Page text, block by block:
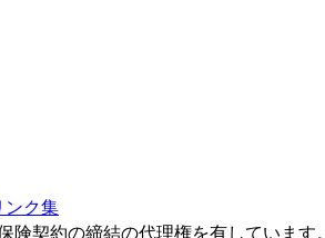
ンク集
契約の締結の代理権を有しています。